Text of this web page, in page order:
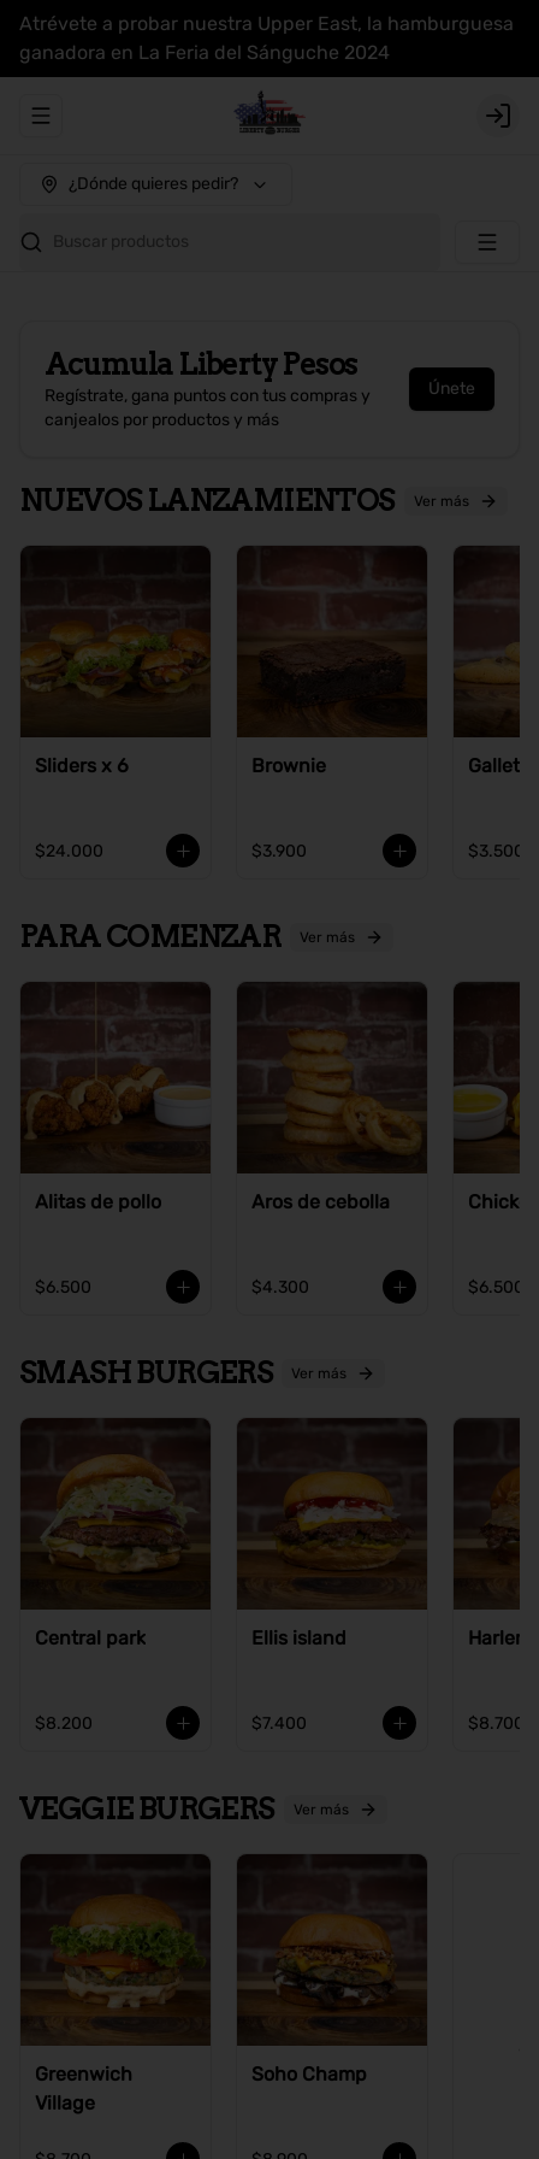
Atrévete a probar nuestra Upper East, la hamburguesa
ganadora en La Feria del Sánguche 2024
Abrir menu de navegación Login
¿Dónde quieres pedir?
Buscar productos
Acumula Liberty Pesos
Regístrate, gana puntos con tus compras y
canjealos por productos y más
Únete
NUEVOS LANZAMIENTOS Ver más
Sliders x 6
$24.000
Brownie
$3.900
Galletas
$3.500
PARA COMENZAR Ver más
Alitas de pollo
$6.500
Aros de cebolla
$4.300 $6.500
SMASH BURGERS Ver más
Central park
$8.200
Ellis island
$7.400
Harlem
$8.700
VEGGIE BURGERS Ver más
Greenwich
Village
Soho Champ